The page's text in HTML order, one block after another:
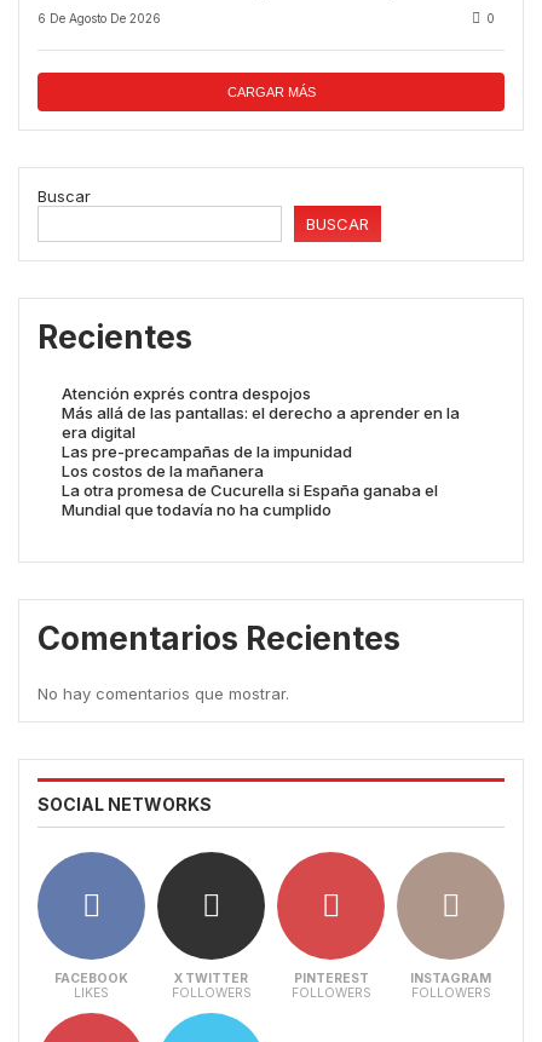
6 De Agosto De 2026 0
CARGAR MÁS
Buscar
BUSCAR
Recientes
Atención exprés contra despojos
Más allá de las pantallas: el derecho a aprender en la
era digital
Las pre-precampañas de la impunidad
Los costos de la mañanera
La otra promesa de Cucurella si España ganaba el
Mundial que todavía no ha cumplido
Comentarios Recientes
No hay comentarios que mostrar.
SOCIAL NETWORKS
FACEBOOK
LIKES
X TWITTER
FOLLOWERS
PINTEREST
FOLLOWERS
INSTAGRAM
FOLLOWERS